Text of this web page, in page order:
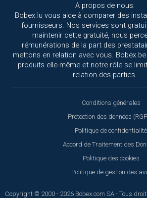
A propos de nous:
Bobex.lu vous aide à comparer des
fournisseurs. Nos services sont
maintenir cette gratuité, nous
rémunérations de la part des
mettons en relation avec vous.
produits elle-même et notre rôle se
relation des parties.
Conditions générales
Protection des données
Politique de confidentialité
Accord de Traitement des
Politique des cookies
Politique de gestion des
Copyright © 2000 - 2026 Bobex.com SA - Tous